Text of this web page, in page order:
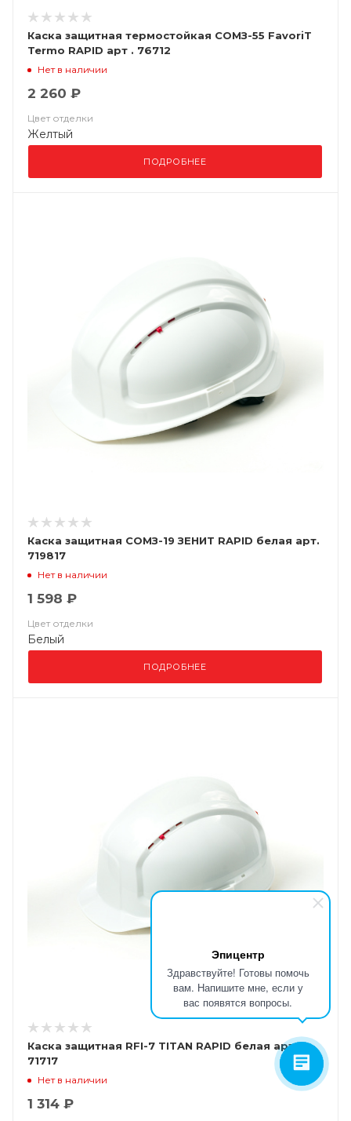
Эпицентр
Здравствуйте! Готовы помочь
вам. Напишите мне, если у
вас появятся вопросы.
Каска защитная термостойкая СОМЗ-55 FavoriT
Termo RAPID арт . 76712
Нет в наличии
2 260 ₽
Цвет отделки
Желтый
ПОДРОБНЕЕ
Каска защитная СОМЗ-19 ЗЕНИТ RAPID белая арт.
719817
Нет в наличии
1 598 ₽
Цвет отделки
Белый
ПОДРОБНЕЕ
Каска защитная RFI-7 TITAN RAPID белая арт.
71717
Нет в наличии
1 314 ₽